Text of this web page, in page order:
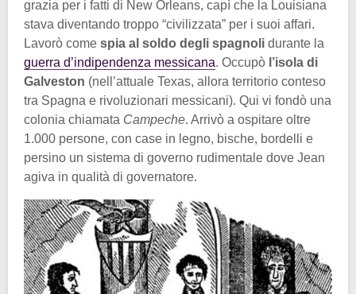
grazia per i fatti di New Orleans, capì che la Louisiana
stava diventando troppo “civilizzata” per i suoi affari.
Lavorò come spia al soldo degli spagnoli durante la
guerra d’indipendenza messicana. Occupò l’isola di
Galveston (nell’attuale Texas, allora territorio conteso
tra Spagna e rivoluzionari messicani). Qui vi fondò una
colonia chiamata Campeche. Arrivò a ospitare oltre
1.000 persone, con case in legno, bische, bordelli e
persino un sistema di governo rudimentale dove Jean
agiva in qualità di governatore.